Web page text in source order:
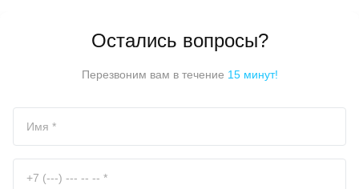
Остались вопросы?
Перезвоним вам в течение 15 минут!